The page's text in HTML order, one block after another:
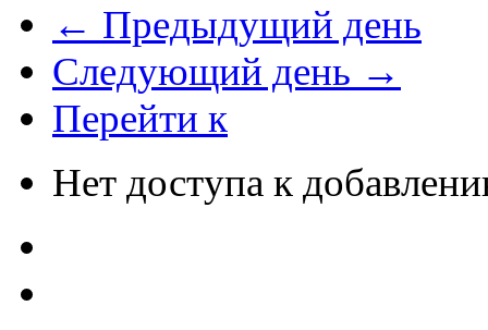
← Предыдущий день
Следующий день →
Перейти к
Нет доступа к